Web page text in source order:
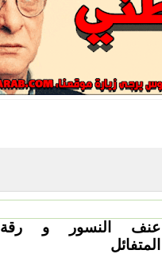
عنف النسور و رقة
المتفائل